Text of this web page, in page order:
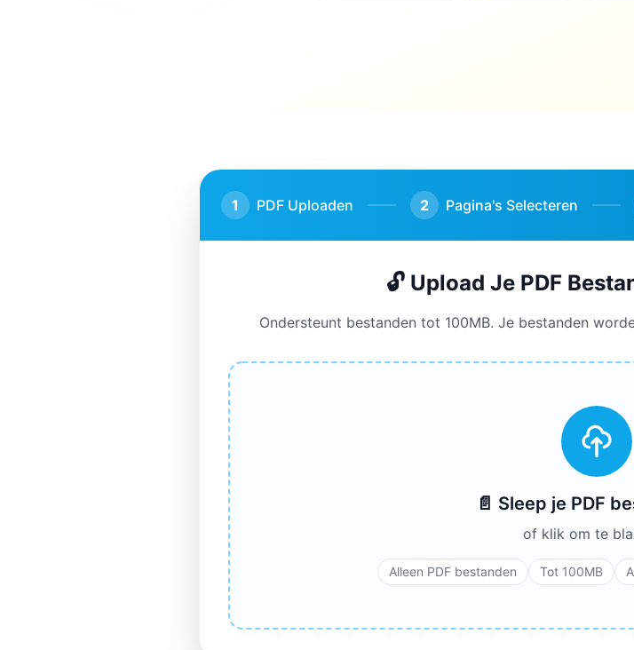
1 PDF Uploaden 2 Pagina's Selecteren
🔓 Upload Je PDF
Ondersteunt bestanden tot 100MB. Je bestanden
📄 Sleep je PDF
of klik om te
Alleen PDF bestanden Tot 100MB